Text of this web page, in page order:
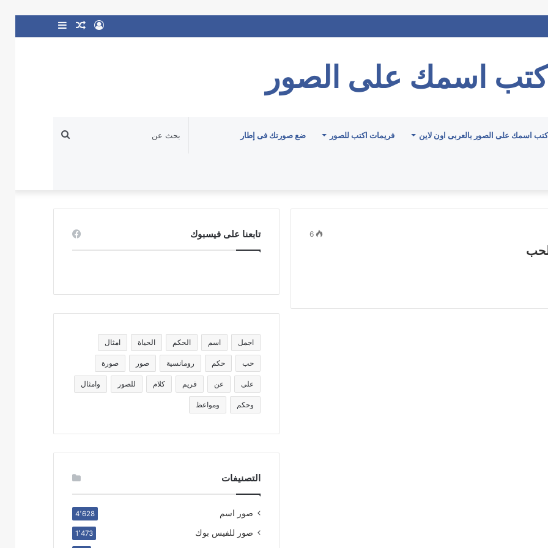
إضافةمقالتسجيل
اسمك على الصور
اسمك على الصور بالعربى اون لاين فريمات اكتب للصور ضع صورتك فى إطار بحث
6 تابعنا على فيسبوك
اجمل اسم الحكم الحياة امثال
حب حكم رومانسية صور صورة
على عن فريم كلام للصور وامثال
وحكم ومواعظ
التصنيفات
صور اسم 4٬628
صور للفيس بوك 1٬473